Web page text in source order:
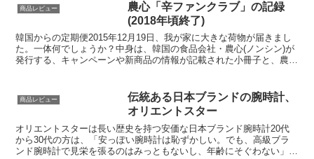
商品レビュー
農心「辛ファンクラブ」の記録
(2018年頃終了)
韓国からの定期便2015年12月19日、我が家に大きな荷物が届きまし
た。一体何でしょうか？中身は、韓国の食品会社・農心(ノンシン)が
発行する、キャンペーンや新商品の情報が記載された小冊子と、農心
商品レビュー
伝統ある日本ブランドの腕時計、
オリエントスター
オリエントスターは長い歴史を持つ安価な日本ブランド腕時計20代
から30代の方は、「安っぽい腕時計は恥ずかしい。でも、高級ブラ
ンド腕時計で見栄を張るのはみっともないし、年齢にそぐわない」と